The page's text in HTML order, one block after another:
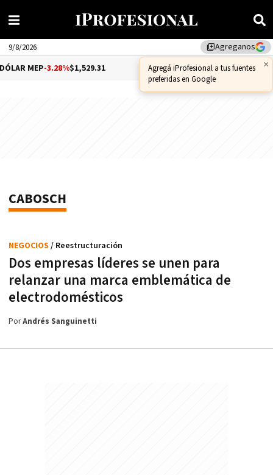
library_addAgreganos
×
Agregá iProfesional a tus fuentes
preferidas en Google
9/8/2026
MEP-3.28%$1,529.31 DÓLAR CCL-1.25%$1,556.14
CABOSCH
Dos empresas líderes se unen para
relanzar una marca emblemática de
electrodomésticos
NEGOCIOS / Reestructuración
PorAndrés Sanguinetti